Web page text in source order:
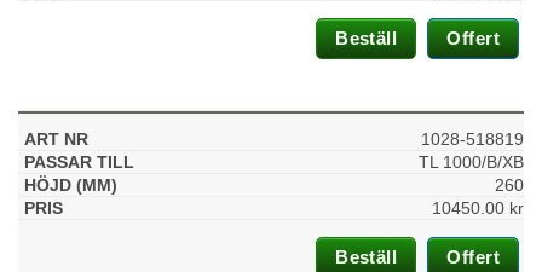
Beställ Offert
1028-518819
TL 1000/B/XB
260
10450.00 kr
Beställ Offert